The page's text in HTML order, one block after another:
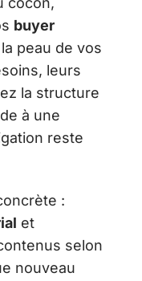
buyer
peau de vos
leurs
la structure
à une
reste
:
et
selon
nouveau